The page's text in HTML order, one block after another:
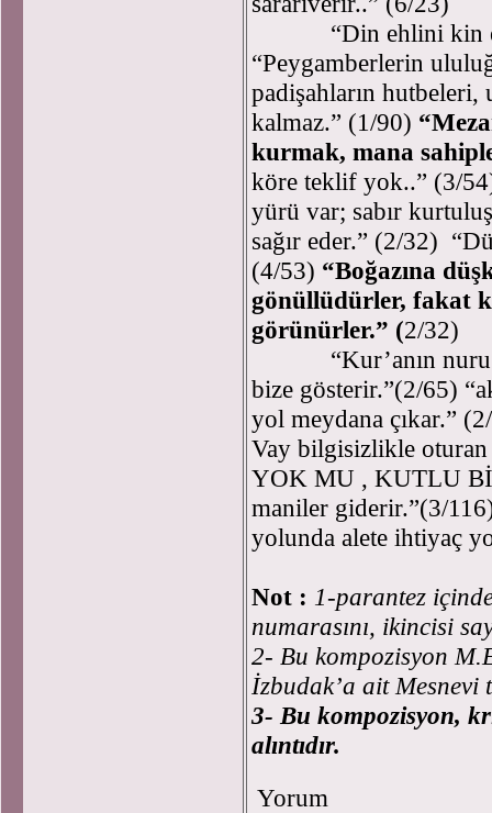
“Din ehlini kin
“Peygamberlerin
padişahların hutbeleri,
kalmaz.” (1/90)
kurmak, mana
köre teklif yok..” (3/
yürü var; sabır
sağır eder.” (2/32)
(4/53) “Boğazına
gönüllüdürler, fakat
görünürler.” (2/32)
“Kur’anın nuru da
bize gösterir.”(2/65)
yol meydana çıkar.”
Vay bilgisizlikle
YOK MU , KUTLU
maniler giderir.”(3/
yolunda alete ihtiyaç
Not : 1-parantez
numarasını, ikincisi
2- Bu kompozisyon
İzbudak’a ait Mesnevi
3- Bu kompozisyon,
alıntıdır.
Yorum